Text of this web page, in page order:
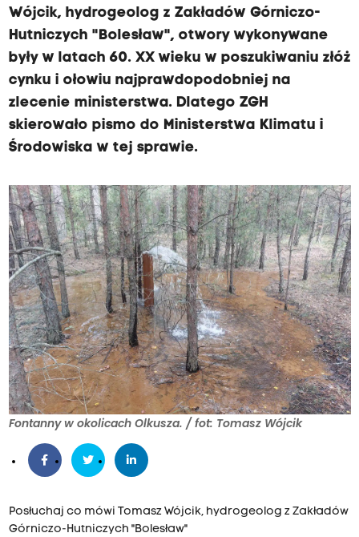
Wójcik, hydrogeolog z Zakładów Górniczo-
Hutniczych "Bolesław", otwory wykonywane
były w latach 60. XX wieku w poszukiwaniu złóż
cynku i ołowiu najprawdopodobniej na
zlecenie ministerstwa. Dlatego ZGH
skierowało pismo do Ministerstwa Klimatu i
Środowiska w tej sprawie.
Fontanny w okolicach Olkusza. / fot: Tomasz Wójcik
Posłuchaj co mówi Tomasz Wójcik, hydrogeolog z Zakładów
Górniczo-Hutniczych "Bolesław"